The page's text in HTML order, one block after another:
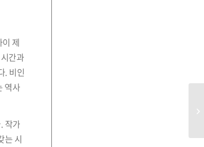
제
간과
. 비인
역사
작가
는 시